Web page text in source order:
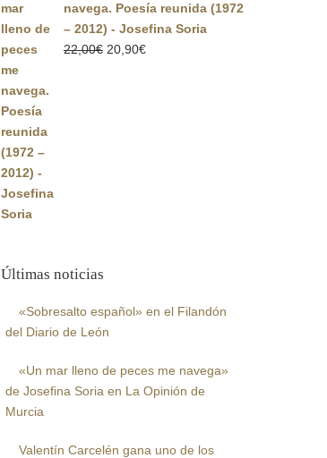
navega. Poesía reunida (1972
– 2012) - Josefina Soria
22,00€ El
20,90€El
Últimas noticias
«Sobresalto español» en el Filandón
del Diario de León
«Un mar lleno de peces me navega»
de Josefina Soria en La Opinión de
Murcia
Valentín Carcelén gana uno de los